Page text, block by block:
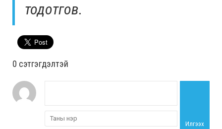
тодотгов.
0 cэтгэгдэлтэй
Илгээх